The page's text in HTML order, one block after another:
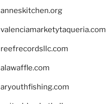
anneskitchen.org
valenciamarketytaqueria.com
reefrecordsllc.com
alawaffle.com
aryouthfishing.com